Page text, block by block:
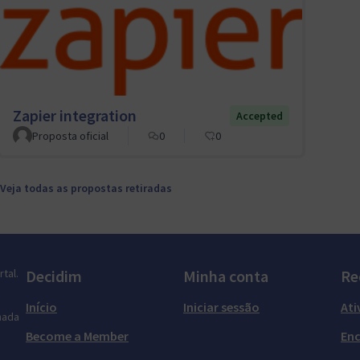
Zapier integration
Accepted
Proposta oficial
0 0
Veja todas as propostas retiradas
Decidim
Início
Become a Member
Minha conta
Iniciar sessão